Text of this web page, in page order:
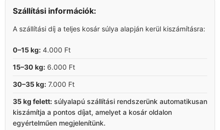
Szállítási információk:
A szállítási díj a teljes kosár súlya alapján kerül kiszámításra:
0–15 kg: 4.000 Ft
15–30 kg: 6.000 Ft
30–35 kg: 7.000 Ft
35 kg felett: súlyalapú szállítási rendszerünk automatikusan
kiszámítja a pontos díjat, amelyet a kosár oldalon
egyértelműen megjelenítünk.